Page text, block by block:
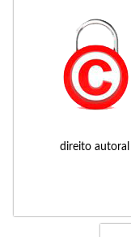
direito autoral